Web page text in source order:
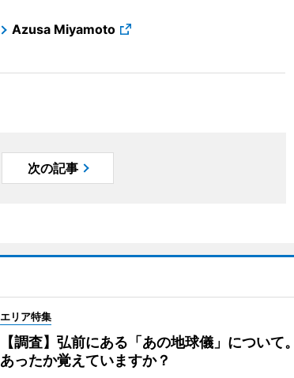
Azusa Miyamoto
次の記事
エリア特集
【調査】弘前にある「あの地球儀」について
あったか覚えていますか？